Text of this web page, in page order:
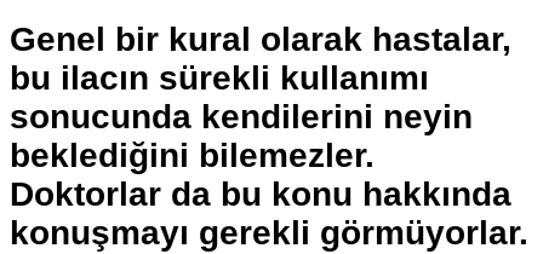
Genel bir kural olarak hastalar,
bu ilacın sürekli kullanımı
sonucunda kendilerini neyin
beklediğini bilemezler.
Doktorlar da bu konu hakkında
konuşmayı gerekli görmüyorlar.